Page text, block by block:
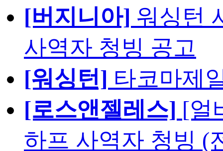
[버지니아] 워싱턴
사역자 청빙 공고
[워싱턴] 타코마제
[로스앤젤레스] [얼
하프 사역자 청빙 (